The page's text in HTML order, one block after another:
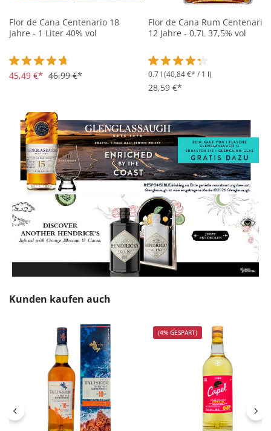
Flor de Cana Centenario 18
Jahre - 1 Liter 40% vol
Durchschnittliche Bewertung von 4.8 von 5 Sternen
45,49 €* 46,99 €*
Flor de Cana Rum Centenario
12 Jahre - 0,7L 37,5% vol
Durchschnittliche
0.7 l (40,84 €* / 1 l)
28,59 €*
Produktgalerie überspringen
Kunden kaufen auch
(4% GESPART)